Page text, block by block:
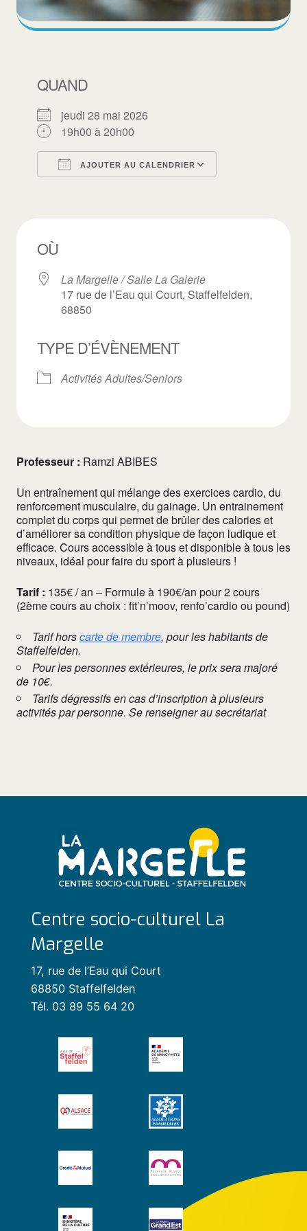
QUAND
jeudi 28 mai 2026
19h00 à 20h00
AJOUTER AU CALENDRIER
OÙ
La Margelle / Salle La Galerie
17 rue de l’Eau qui Court, Staffelfelden,
68850
TYPE D’ÉVÈNEMENT
Activités Adultes/Seniors
Professeur : Ramzi ABIBES
Un entraînement qui mélange des exercices cardio, du
renforcement musculaire, du gainage. Un entrainement
complet du corps qui permet de brûler des calories et
d’améliorer sa condition physique de façon ludique et
efficace. Cours accessible à tous et disponible à tous les
niveaux, idéal pour faire du sport à plusieurs !
Tarif : 135€ / an – Formule à 190€/an pour 2 cours
(2ème cours au choix : fit’n’moov, renfo’cardio ou pound)
Tarif horscarte de membre, pour les habitants de
Staffelfelden.
Pour les personnes extérieures, le prix sera majoré
de 10€.
Tarifs dégressifs en cas d’inscription à plusieurs
activités par personne. Se renseigner au secrétariat
Centre socio-culturel La
Margelle
17, rue de l’Eau qui Court
68850 Staffelfelden
Tél. 03 89 55 64 20